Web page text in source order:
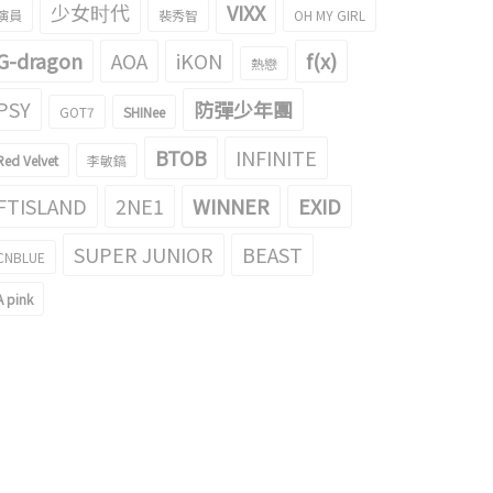
員 少女时代 裴秀智 VIXX OH MY GIRL
dragon AOA iKON 熱戀
f(x)
GOT7 SHINee 防彈少年團
Velvet 李敏鎬 BTOB
INFINITE
2NE1 WINNER EXID
SUPER JUNIOR BEAST
pink